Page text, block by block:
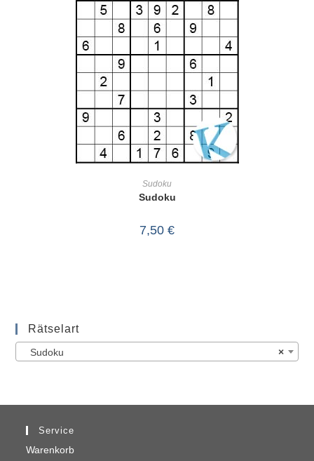
Sudoku
Sudoku
7,50 €
Rätselart
×
Sudoku
Service
Warenkorb